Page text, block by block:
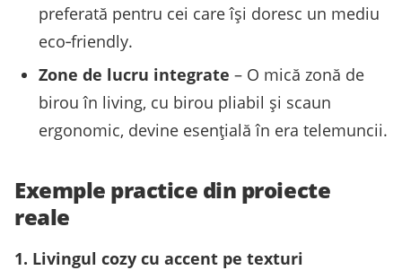
preferată pentru cei care își doresc un mediu
eco‑friendly.
Zone de lucru integrate – O mică zonă de
birou în living, cu birou pliabil și scaun
ergonomic, devine esențială în era telemuncii.
Exemple practice din proiecte
reale
1. Livingul cozy cu accent pe texturi